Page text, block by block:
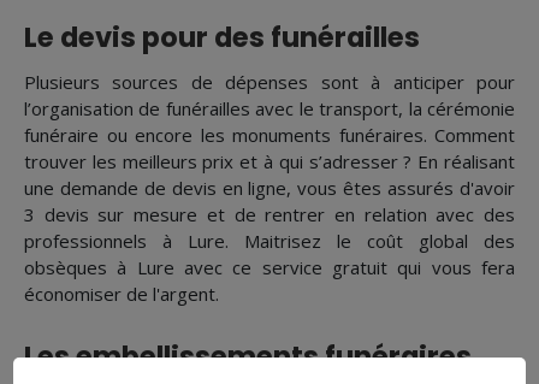
Le devis pour des funérailles
Plusieurs sources de dépenses sont à anticiper pour
l’organisation de funérailles avec le transport, la cérémonie
funéraire ou encore les monuments funéraires. Comment
trouver les meilleurs prix et à qui s’adresser ? En réalisant
une demande de devis en ligne, vous êtes assurés d'avoir
3 devis sur mesure et de rentrer en relation avec des
professionnels à Lure. Maitrisez le coût global des
obsèques à Lure avec ce service gratuit qui vous fera
économiser de l'argent.
Les embellissements funéraires